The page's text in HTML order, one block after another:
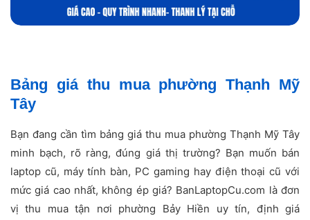
Bảng giá thu mua phường Thạnh Mỹ
Tây
Bạn đang cần tìm bảng giá thu mua phường Thạnh Mỹ Tây
minh bạch, rõ ràng, đúng giá thị trường? Bạn muốn bán
laptop cũ, máy tính bàn, PC gaming hay điện thoại cũ với
mức giá cao nhất, không ép giá? BanLaptopCu.com là đơn
vị thu mua tận nơi phường Bảy Hiền uy tín, định giá